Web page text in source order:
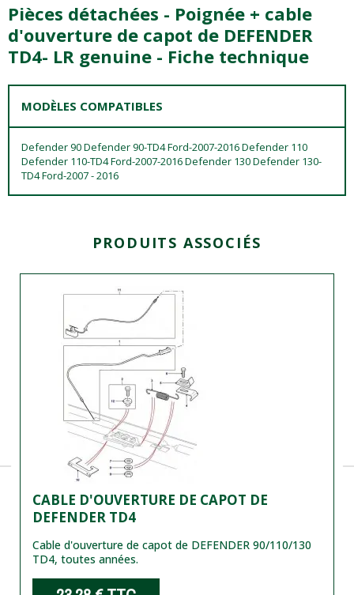
Pièces détachées - Poignée + cable
d'ouverture de capot de DEFENDER
TD4- LR genuine - Fiche technique
MODÈLES COMPATIBLES
Defender 90 Defender 90-TD4 Ford-2007-2016 Defender 110
Defender 110-TD4 Ford-2007-2016 Defender 130 Defender 130-
TD4 Ford-2007 - 2016
PRODUITS ASSOCIÉS
CABLE D'OUVERTURE DE CAPOT DE
DEFENDER TD4
Cable d'ouverture de capot de DEFENDER 90/110/130
TD4, toutes années.